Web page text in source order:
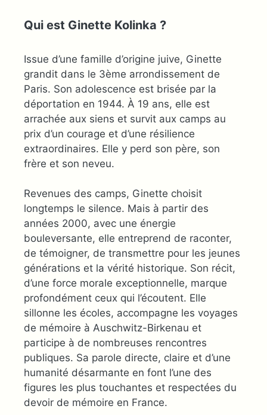
Qui est Ginette Kolinka ?
Issue d’une famille d’origine juive, Ginette
grandit dans le 3ème arrondissement de
Paris. Son adolescence est brisée par la
déportation en 1944. À 19 ans, elle est
arrachée aux siens et survit aux camps au
prix d’un courage et d’une résilience
extraordinaires. Elle y perd son père, son
frère et son neveu.
Revenues des camps, Ginette choisit
longtemps le silence. Mais à partir des
années 2000, avec une énergie
bouleversante, elle entreprend de raconter,
de témoigner, de transmettre pour les jeunes
générations et la vérité historique. Son récit,
d’une force morale exceptionnelle, marque
profondément ceux qui l’écoutent. Elle
sillonne les écoles, accompagne les voyages
de mémoire à Auschwitz-Birkenau et
participe à de nombreuses rencontres
publiques. Sa parole directe, claire et d’une
humanité désarmante en font l’une des
figures les plus touchantes et respectées du
devoir de mémoire en France.